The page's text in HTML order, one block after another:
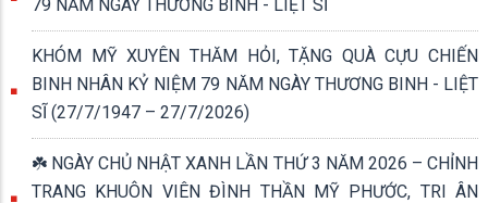
79 NĂM NGÀY THƯƠNG BINH - LIỆT SĨ
KHÓM MỸ XUYÊN THĂM HỎI, TẶNG QUÀ CỰU CHIẾN
BINH NHÂN KỶ NIỆM 79 NĂM NGÀY THƯƠNG BINH - LIỆT
SĨ (27/7/1947 – 27/7/2026)
☘️ NGÀY CHỦ NHẬT XANH LẦN THỨ 3 NĂM 2026 – CHỈNH
TRANG KHUÔN VIÊN ĐÌNH THẦN MỸ PHƯỚC, TRI ÂN